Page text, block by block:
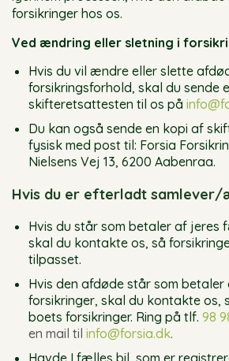
forsikringer hos os.
Ved ændring eller sletning i
Hvis du vil ændre eller slette
forsikringsforhold, skal du sende
skifteretsattesten til os på
Du kan også sende en kopi af
fysisk med post til: Forsia
Nielsens Vej 13, 6200 Aabenraa.
Hvis du er efterladt
Hvis du står som betaler af jeres
skal du kontakte os, så
tilpasset.
Hvis den afdøde står som
forsikringer, skal du kontakte os,
boets forsikringer. Ring på tlf. 98
en mail til info@forsia.dk.
Havde I fælles bil, som er